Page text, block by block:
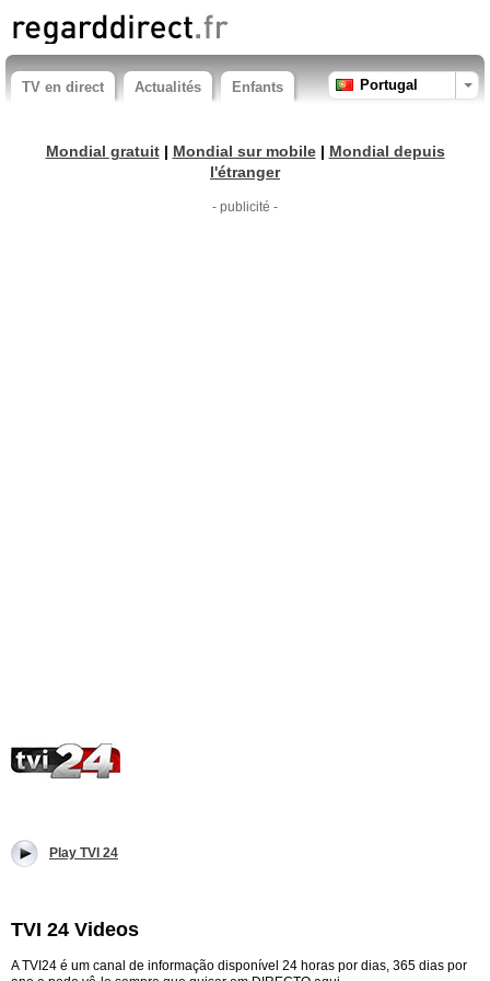
TV en direct Actualités Enfants Portugal
Mondial gratuit| Mondial sur mobile| Mondial depuis
l'étranger
- publicité -
Play TVI 24
TVI 24 Videos
A TVI24 é um canal de informação disponível 24 horas por dias, 365 dias por